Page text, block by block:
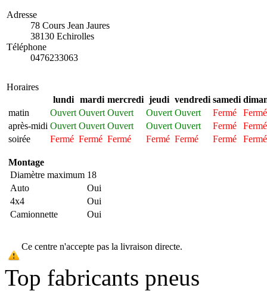
Adresse
78 Cours Jean Jaures
38130 Echirolles
Téléphone
0476233063
Horaires
lundi
mardi mercredi jeudi vendredi samedi
matin
Ouvert Ouvert Ouvert Ouvert Ouvert Fermé
Fermé
après-midi Ouvert Ouvert Ouvert Ouvert Ouvert Fermé
Fermé
soirée
Fermé Fermé Fermé Fermé Fermé Fermé Fermé
Montage
Diamètre maximum 18
Auto
Oui
4x4
Oui
Camionnette
Oui
Ce centre n'accepte pas la livraison directe.
Top fabricants pneus